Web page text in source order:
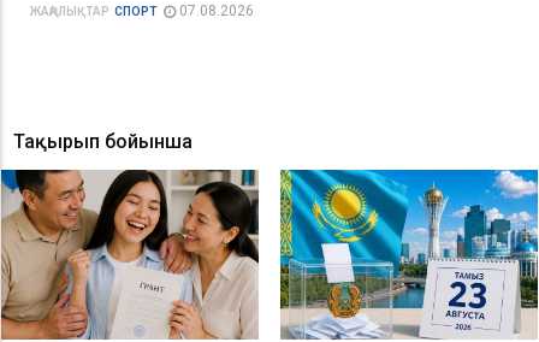
ЖАҢАЛЫҚТАР СПОРТ 07.08.2026
Тақырып бойынша